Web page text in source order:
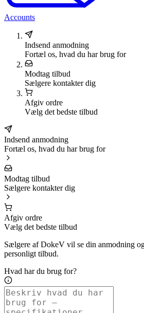
Accounts
Indsend anmodning
Fortæl os, hvad du har brug for
Modtag tilbud
Sælgere kontakter dig
Afgiv ordre
Vælg det bedste tilbud
Indsend anmodning
Fortæl os, hvad du har brug for
Modtag tilbud
Sælgere kontakter dig
Afgiv ordre
Vælg det bedste tilbud
Sælgere af DokeV vil se din anmodning
personligt tilbud.
Hvad har du brug for?